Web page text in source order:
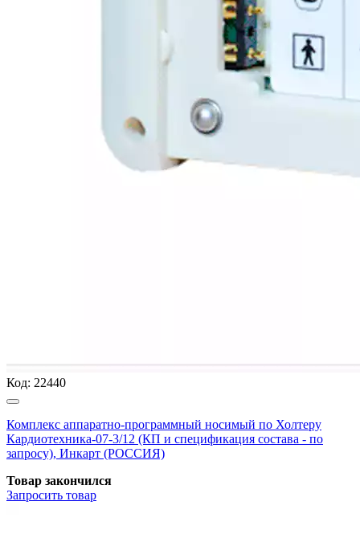
Код: 22440
Комплекс аппаратно-программный носимый по Холтеру
Кардиотехника-07-3/12 (КП и спецификация состава - по
запросу), Инкарт (РОССИЯ)
Товар закончился
Запросить товар